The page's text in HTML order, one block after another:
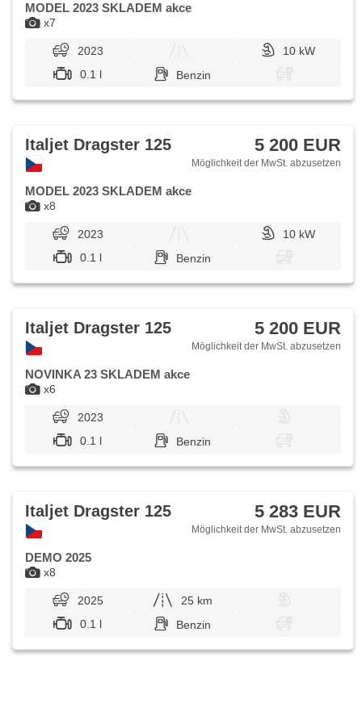
x7
MODEL 2023 SKLADEM akce
2023
10 kW
0.1 l
Benzin
x8
Italjet Dragster 125 5 200 EUR
Möglichkeit der MwSt. abzusetzen
MODEL 2023 SKLADEM akce
2023
10 kW
0.1 l
Benzin
x6
Italjet Dragster 125 5 200 EUR
Möglichkeit der MwSt. abzusetzen
NOVINKA 23 SKLADEM akce
2023
0.1 l
Benzin
x8
Italjet Dragster 125 5 283 EUR
Möglichkeit der MwSt. abzusetzen
DEMO 2025
2025
25 km
0.1 l
Benzin